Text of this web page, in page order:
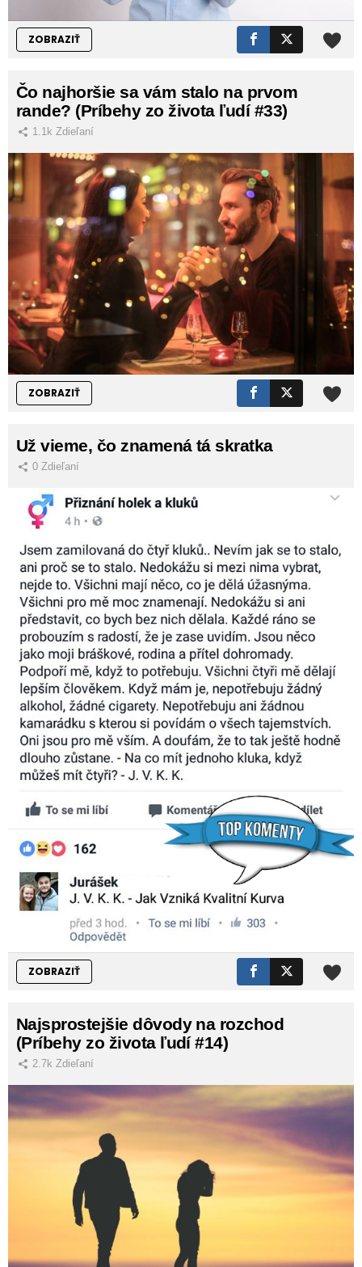
ZOBRAZIŤ
Čo najhoršie sa vám stalo na prvom
rande? (Príbehy zo života ľudí #33)
1.1k Zdieľaní
ZOBRAZIŤ
Už vieme, čo znamená tá skratka
0 Zdieľaní
ZOBRAZIŤ
Najsprostejšie dôvody na rozchod
(Príbehy zo života ľudí #14)
2.7k Zdieľaní